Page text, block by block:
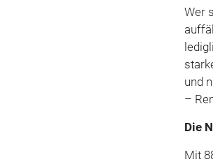
Wer
und
–
Die
Mit